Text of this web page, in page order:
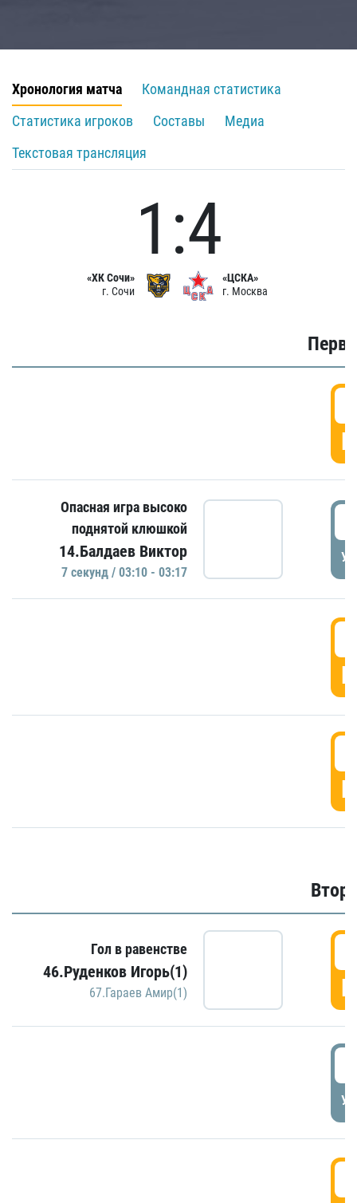
Хронология матча
Командная статистика
Статистика игроков
Составы
Медиа
Текстовая трансляция
«ХК Сочи»
г. Сочи
1:4
«ЦСКА»
г. Москва
Опасная игра высоко
поднятой клюшкой
14.Балдаев Виктор
7 секунд / 03:10 - 03:17
Гол в равенстве
46.Руденков Игорь(1)
67.Гараев Амир(1)